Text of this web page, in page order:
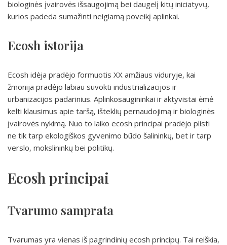
biologinės įvairovės išsaugojimą bei daugelį kitų iniciatyvų,
kurios padeda sumažinti neigiamą poveikį aplinkai.
Ecosh istorija
Ecosh idėja pradėjo formuotis XX amžiaus viduryje, kai
žmonija pradėjo labiau suvokti industrializacijos ir
urbanizacijos padarinius. Aplinkosaugininkai ir aktyvistai ėmė
kelti klausimus apie taršą, išteklių pernaudojimą ir biologinės
įvairovės nykimą. Nuo to laiko ecosh principai pradėjo plisti
ne tik tarp ekologiškos gyvenimo būdo šalininkų, bet ir tarp
verslo, mokslininkų bei politikų.
Ecosh principai
Tvarumo samprata
Tvarumas yra vienas iš pagrindinių ecosh principų. Tai reiškia,